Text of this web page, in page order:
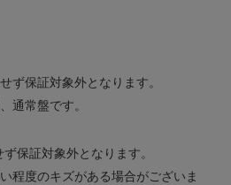
ず保証対象外となります。
通常盤です。
保証対象外となります。
程度のキズがある場合がございま